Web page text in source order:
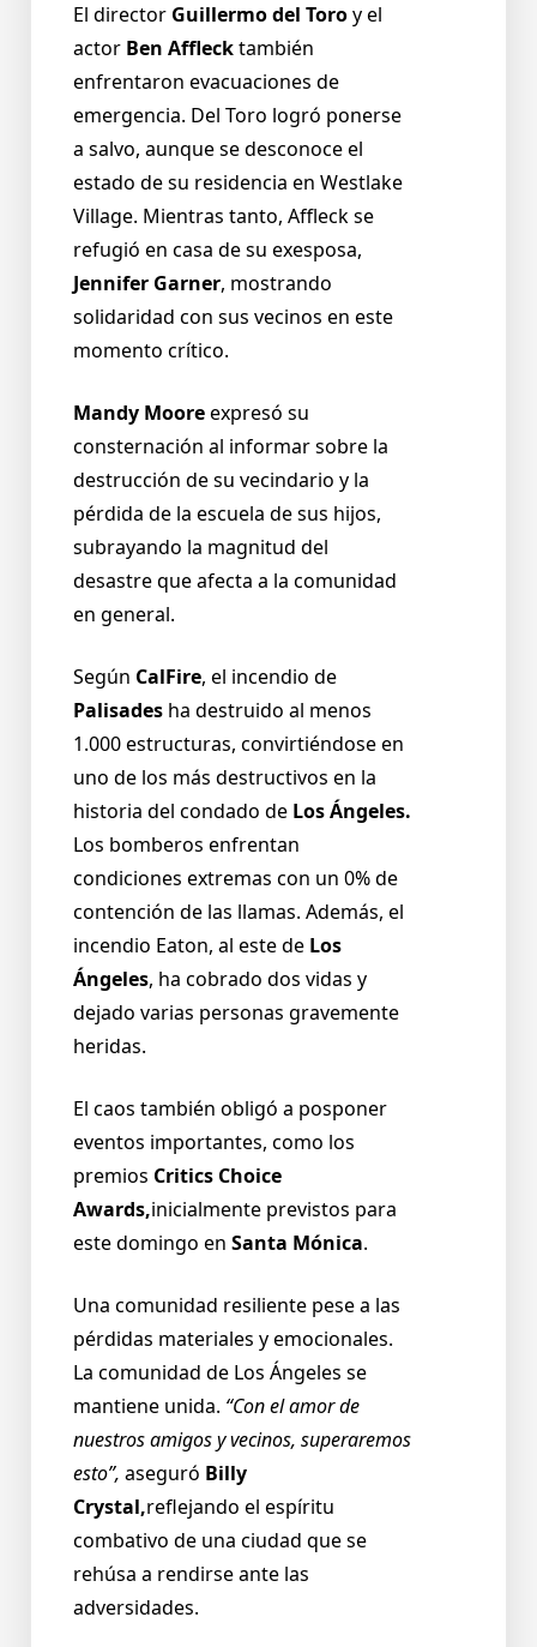
El director Guillermo del Toroy el
actor Ben Afflecktambién
enfrentaron evacuaciones de
emergencia. Del Toro logró ponerse
a salvo, aunque se desconoce el
estado de su residencia en Westlake
Village. Mientras tanto, Affleck se
refugió en casa de su exesposa,
Jennifer Garner, mostrando
solidaridad con sus vecinos en este
momento crítico.
Mandy Mooreexpresó su
consternación al informar sobre la
destrucción de su vecindario y la
pérdida de la escuela de sus hijos,
subrayando la magnitud del
desastre que afecta a la comunidad
en general.
Según CalFire, el incendio de
Palisades ha destruido al menos
1.000 estructuras, convirtiéndose en
uno de los más destructivos en la
historia del condado de Los Ángeles.
Los bomberos enfrentan
condiciones extremas con un 0% de
contención de las llamas. Además, el
incendio Eaton, al este de Los
Ángeles, ha cobrado dos vidas y
dejado varias personas gravemente
heridas.
El caos también obligó a posponer
eventos importantes, como los
premios Critics Choice
Awards,inicialmente previstos para
este domingo en Santa Mónica.
Una comunidad resiliente pese a las
pérdidas materiales y emocionales.
La comunidad de Los Ángeles se
mantiene unida. “Con el amor de
nuestros amigos y vecinos, superaremos
esto”, aseguró Billy
Crystal,reflejando el espíritu
combativo de una ciudad que se
rehúsa a rendirse ante las
adversidades.